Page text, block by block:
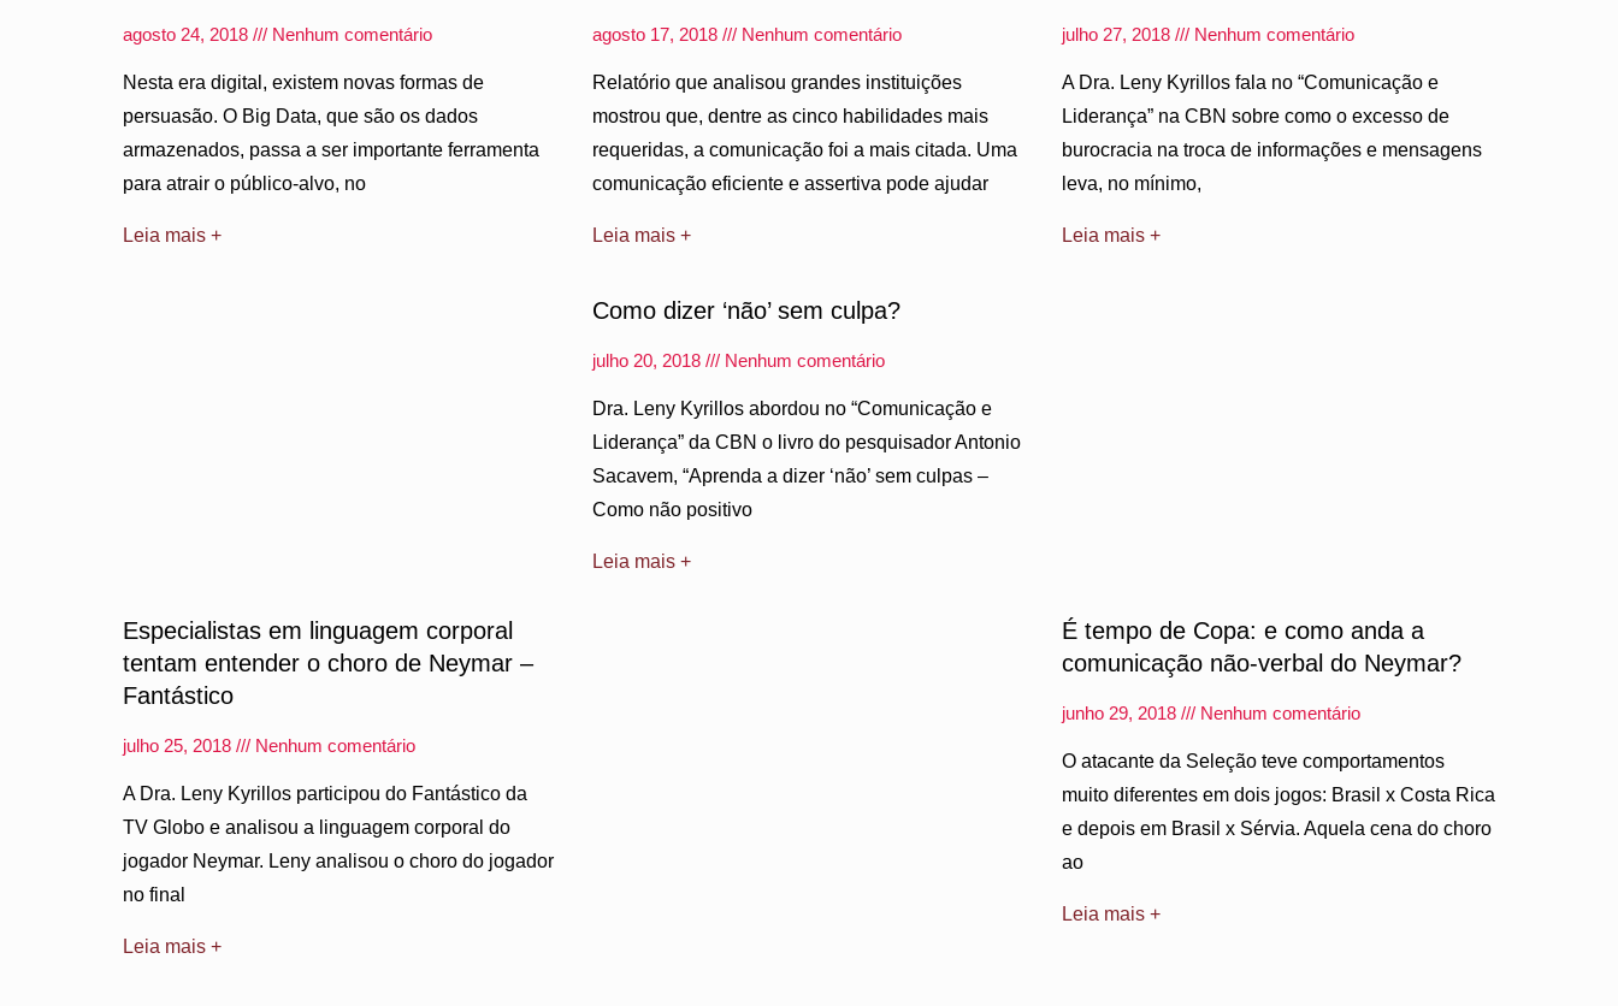
agosto 24, 2018 Nenhum comentário
Nesta era digital, existem novas formas de
persuasão. O Big Data, que são os dados
armazenados, passa a ser importante ferramenta
para atrair o público-alvo, no
Leia mais +
agosto 17, 2018 Nenhum comentário
Relatório que analisou grandes instituições
mostrou que, dentre as cinco habilidades mais
requeridas, a comunicação foi a mais citada. Uma
comunicação eficiente e assertiva pode ajudar
Leia mais +
julho 27, 2018 Nenhum comentário
A Dra. Leny Kyrillos fala no “Comunicação e
Liderança” na CBN sobre como o excesso de
burocracia na troca de informações e mensagens
leva, no mínimo,
Leia mais +
Especialistas em linguagem corporal
tentam entender o choro de Neymar –
Fantástico
julho 25, 2018 Nenhum comentário
A Dra. Leny Kyrillos participou do Fantástico da
TV Globo e analisou a linguagem corporal do
jogador Neymar. Leny analisou o choro do jogador
no final
Leia mais +
Como dizer ‘não’ sem culpa?
julho 20, 2018 Nenhum comentário
Dra. Leny Kyrillos abordou no “Comunicação e
Liderança” da CBN o livro do pesquisador Antonio
Sacavem, “Aprenda a dizer ‘não’ sem culpas –
Como não positivo
Leia mais +
É tempo de Copa: e como anda a
comunicação não-verbal do Neymar?
junho 29, 2018 Nenhum comentário
O atacante da Seleção teve comportamentos
muito diferentes em dois jogos: Brasil x Costa Rica
e depois em Brasil x Sérvia. Aquela cena do choro
ao
Leia mais +